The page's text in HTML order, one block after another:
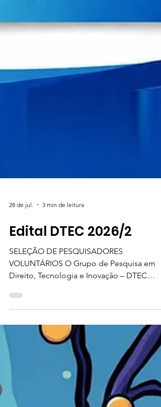
28 de jul. 3 min de leitura
Edital DTEC 2026/2
SELEÇÃO DE PESQUISADORES
VOLUNTÁRIOS O Grupo de Pesquisa em
Leonardo Parentoni, faz saber aos
interessados que, do dia 28.07.2026 até o
07.08.2026 estarão abertas as inscrições
a seleção de pesquisadores voluntários. O
Grupo tem como objetivos, além da
discussão acadêmica aprofundada e
produção científica voltada ao tema,